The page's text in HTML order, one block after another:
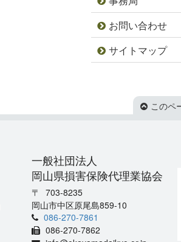
お問い合わせ
サイトマップ
このペ
一般社団法人
岡山県損害保険代理業協会
703-8235
岡山市中区原尾島859-10
086-270-7861
086-270-7862